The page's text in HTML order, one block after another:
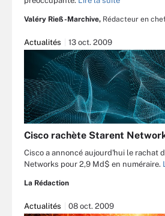
Valéry Rieß-Marchive, Rédacteur en
Actualités 13 oct. 2009
Cisco rachète Starent
Cisco a annoncé aujourd'hui le rachat
Networks pour 2,9 Md$ en numéraire.
La Rédaction
Actualités 08 oct. 2009